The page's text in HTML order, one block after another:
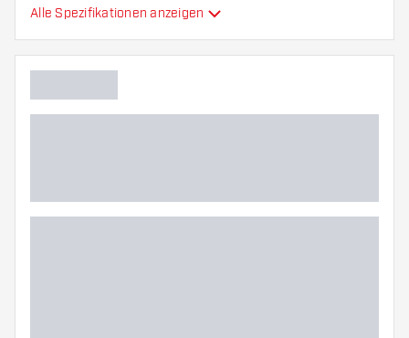
Gripzone Dartspitzen
Hauptfarbe
Alle Spezifikationen anzeigen